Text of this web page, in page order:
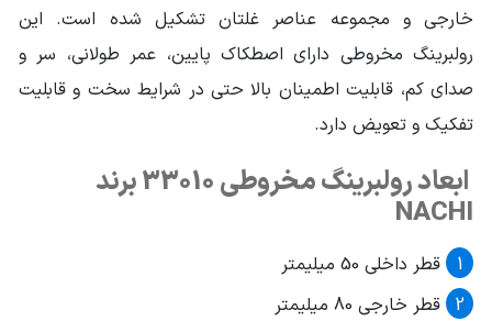
کلاس دقتی استاندارد(15-0)
خارجی و مجموعه عناصر غلتان تشکیل شده است. این
رولبرینگ مخروطی دارای اصطکاک پایین، عمر طولانی، سر و
صدای کم، قابلیت اطمینان بالا حتی در شرایط سخت و قابلیت
تفکیک و تعویض دارد.
ابعاد رولبرینگ مخروطی 33010 برند
NACHI
قطر داخلی 50 میلیمتر
قطر خارجی 80 میلیمتر